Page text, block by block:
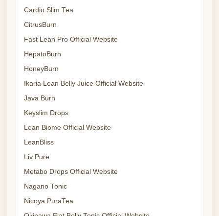
Cardio Slim Tea
CitrusBurn
Fast Lean Pro Official Website
HepatoBurn
HoneyBurn
Ikaria Lean Belly Juice Official Website
Java Burn
Keyslim Drops
Lean Biome Official Website
LeanBliss
Liv Pure
Metabo Drops Official Website
Nagano Tonic
Nicoya PuraTea